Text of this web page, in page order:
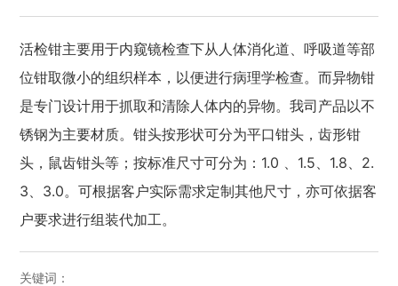
活检钳主要用于内窥镜检查下从人体消化道、呼吸道等部
位钳取微小的组织样本，以便进行病理学检查。而异物钳
是专门设计用于抓取和清除人体内的异物。我司产品以不
锈钢为主要材质。钳头按形状可分为平口钳头，齿形钳
头，鼠齿钳头等；按标准尺寸可分为：1.0 、1.5、1.8、2.
3、3.0。可根据客户实际需求定制其他尺寸，亦可依据客
户要求进行组装代加工。
关键词：